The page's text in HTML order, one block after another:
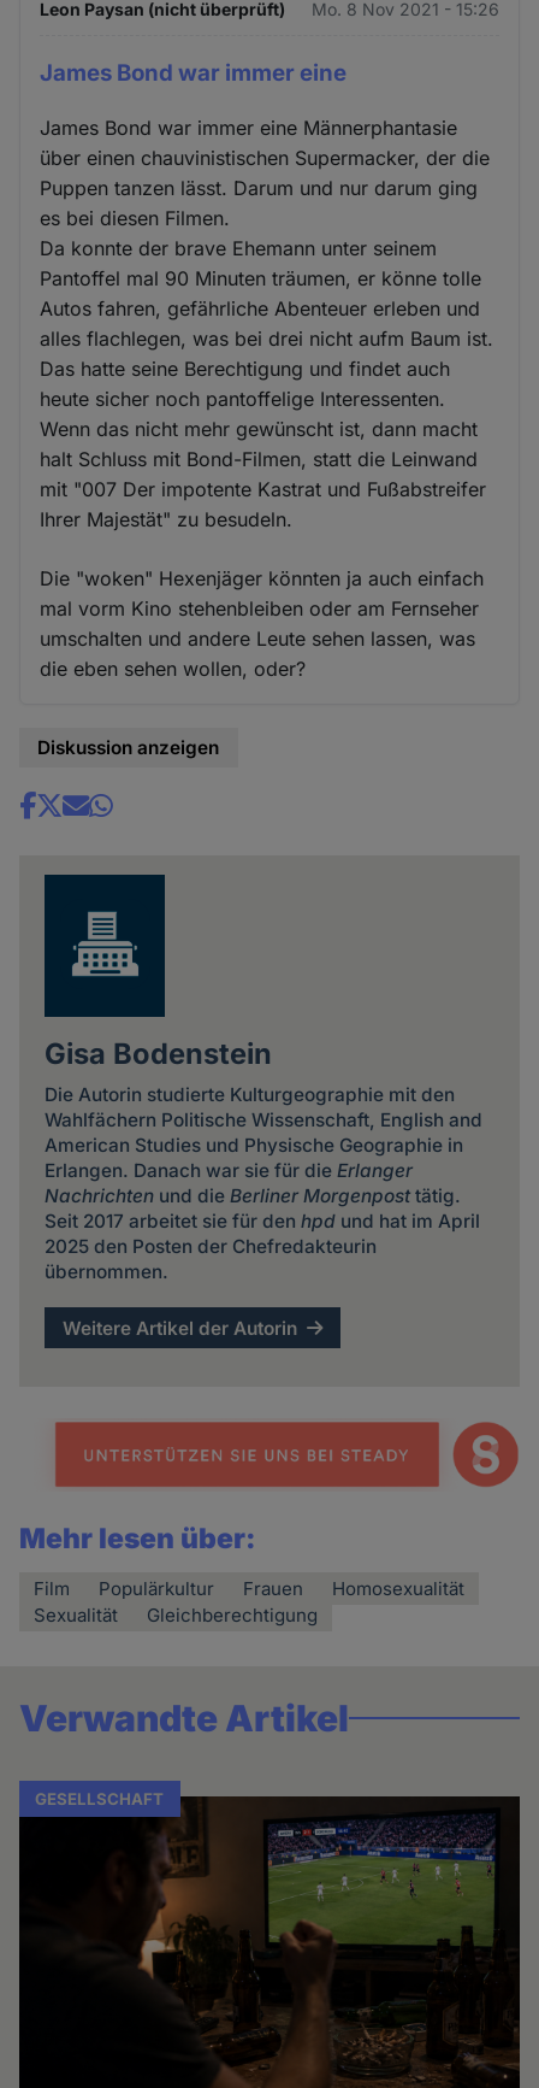
Leon Paysan (nicht überprüft) Mo. 8 Nov 2021 - 15:26
James Bond war immer eine
James Bond war immer eine Männerphantasie
über einen chauvinistischen Supermacker, der die
Puppen tanzen lässt. Darum und nur darum ging
es bei diesen Filmen.
Da konnte der brave Ehemann unter seinem
Pantoffel mal 90 Minuten träumen, er könne tolle
Autos fahren, gefährliche Abenteuer erleben und
alles flachlegen, was bei drei nicht aufm Baum ist.
Das hatte seine Berechtigung und findet auch
heute sicher noch pantoffelige Interessenten.
Wenn das nicht mehr gewünscht ist, dann macht
halt Schluss mit Bond-Filmen, statt die Leinwand
mit "007 Der impotente Kastrat und Fußabstreifer
Ihrer Majestät" zu besudeln.
Die "woken" Hexenjäger könnten ja auch einfach
mal vorm Kino stehenbleiben oder am Fernseher
umschalten und andere Leute sehen lassen, was
die eben sehen wollen, oder?
Diskussion anzeigen
Share
Gisa Bodenstein
Die Autorin studierte Kulturgeographie mit den
Wahlfächern Politische Wissenschaft, English and
American Studies und Physische Geographie in
Erlangen. Danach war sie für die Erlanger
Nachrichtenund die Berliner Morgenposttätig.
Seit 2017 arbeitet sie für den hpdund hat im April
2025 den Posten der Chefredakteurin
übernommen.
Weitere Artikel der Autorin
Mehr lesen über:
Film Populärkultur Frauen
Homosexualität
Sexualität
Gleichberechtigung
Verwandte Artikel
GESELLSCHAFT